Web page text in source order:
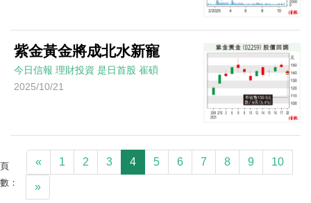
紫金黃金將成北水新寵
今日信報 理財投資 是日首股 崔碩
2025/10/21
頁
數：
« 1 2 3 4 5 6 7 8 9 10
»